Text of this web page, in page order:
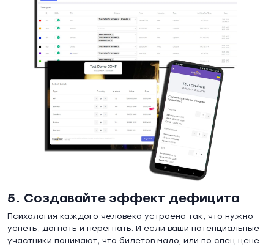
5. Создавайте эффект дефицита
Психология каждого человека устроена так, что нужно
успеть, догнать и перегнать. И если ваши потенциальные
участники понимают, что билетов мало, или по спец цене